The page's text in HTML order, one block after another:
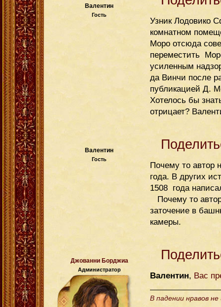
Валентин
Гость
Узник Лодовико
комнатном
Моро отсюда
переместить
усиленным
да Винчи после
публикацией Д.
Хотелось бы
отрицает?
Валентин
Гость
Почему то автор
года. В других
1508 года
Почему то
заточение в
камеры.
Джованни Борджиа
Администратор
Валентин, Вас
В падении нравов